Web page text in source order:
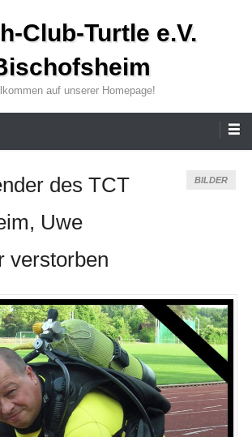
Club-Turtle e.V.
auf unserer Homepage!
des TCT
Uwe
verstorben
BILDER